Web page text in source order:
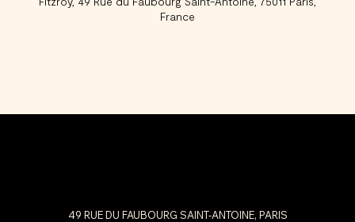
France
49 RUE DU FAUBOURG SAINT-ANTOINE, PARIS